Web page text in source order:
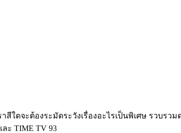
ใดจะต้องระมัดระวังเรื่องอะไรเป็นพิเศษ รวบร
ะ TIME TV 93